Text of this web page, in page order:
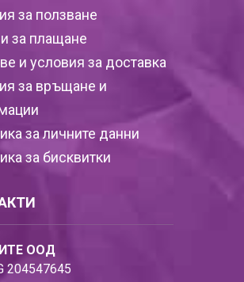
за ползване
за плащане
и условия за доставка
за връщане и
за личните данни
за бисквитки
ООД
204547645